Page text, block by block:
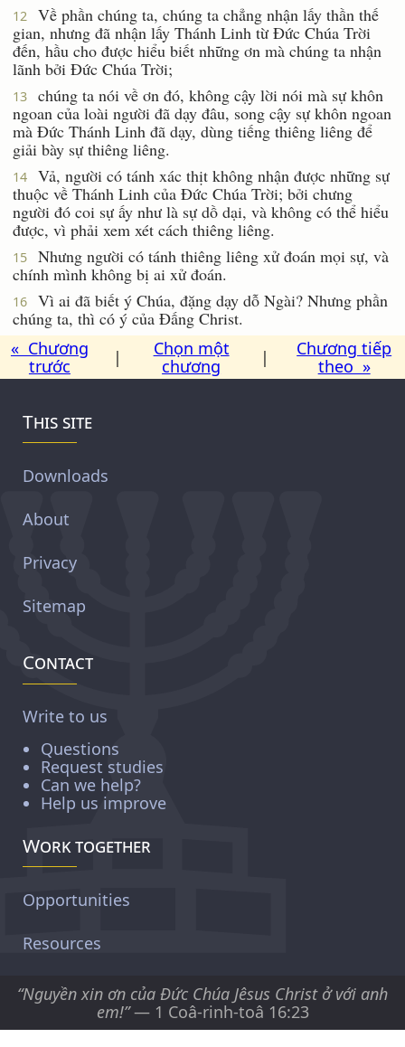
12
Về phần chúng ta, chúng ta chẳng nhận lấy thần thế
gian, nhưng đã nhận lấy Thánh Linh từ Ðức Chúa Trời
đến, hầu cho được hiểu biết những ơn mà chúng ta nhận
lãnh bởi Ðức Chúa Trời;
13
chúng ta nói về ơn đó, không cậy lời nói mà sự khôn
ngoan của loài người đã dạy đâu, song cậy sự khôn ngoan
mà Ðức Thánh Linh đã dạy, dùng tiếng thiêng liêng để
giải bày sự thiêng liêng.
14
Vả, người có tánh xác thịt không nhận được những sự
thuộc về Thánh Linh của Ðức Chúa Trời; bởi chưng
người đó coi sự ấy như là sự dồ dại, và không có thể hiểu
được, vì phải xem xét cách thiêng liêng.
15
Nhưng người có tánh thiêng liêng xử đoán mọi sự, và
chính mình không bị ai xử đoán.
16
Vì ai đã biết ý Chúa, đặng dạy dỗ Ngài? Nhưng phần
chúng ta, thì có ý của Ðấng Christ.
« Chương
trước
|
Chọn một
chương
|
Chương tiếp
theo »
This site
Downloads
About
Privacy
Sitemap
Contact
Write to us
Questions
Request studies
Can we help?
Help us improve
Work together
Opportunities
Resources
“Nguyền xin ơn của Ðức Chúa Jêsus Christ ở với anh
em!”— 1 Coâ-rinh-toâ 16:23